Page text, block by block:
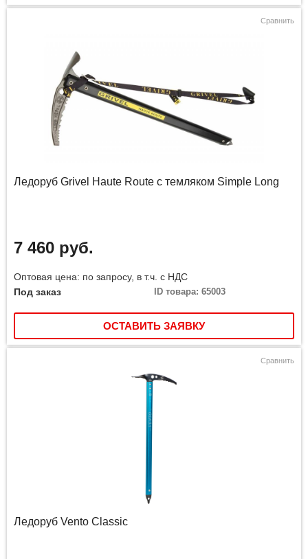
Сравнить
Ледоруб Grivel Haute Route с темляком Simple Long
7 460 руб.
Оптовая цена: по запросу, в т.ч. с НДС
Под заказ
ID товара: 65003
ОСТАВИТЬ ЗАЯВКУ
Сравнить
Ледоруб Vento Classic